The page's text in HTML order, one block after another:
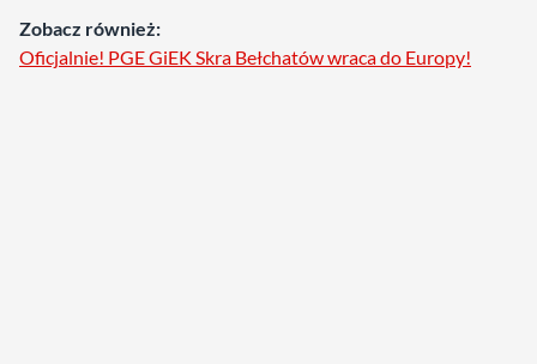
Zobacz również:
Oficjalnie! PGE GiEK Skra Bełchatów wraca do Europy!